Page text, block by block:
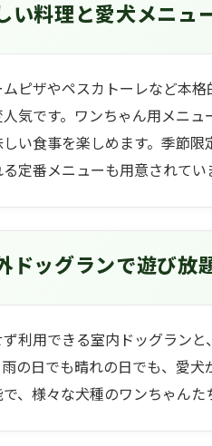
い料理と愛犬メニュ
ピザやペスカトーレなど本
気です。ワンちゃん用メニ
い食事を楽しめます。季節
定番メニューも用意されてい
ドッグランで遊び放
利用できる室内ドッグラン
の日でも晴れの日でも、愛
、様々な犬種のワンちゃんた